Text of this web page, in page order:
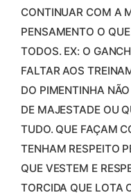
CONTINUAR COM A
PENSAMENTO O
TODOS. EX: O
FALTAR AOS
DO PIMENTINHA
DE MAJESTADE OU
TUDO. QUE FAÇAM
TENHAM RESPEITO
QUE VESTEM E
TORCIDA QUE LOTA